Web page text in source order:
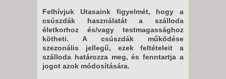
Felhívjuk Utasaink figyelmét, hogy a
csúszdák használatát a szálloda
életkorhoz és/vagy testmagassághoz
kötheti. A csúszdák működése
szezonális jellegű, ezek feltételeit a
szálloda határozza meg, és fenntartja a
jogot azok módosítására.